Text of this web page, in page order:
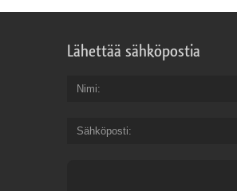
Lähettää sähköpostia
Nimi
Sähköposti